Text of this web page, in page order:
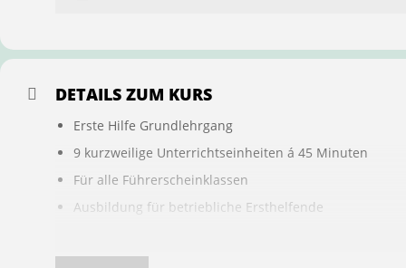
DETAILS ZUM KURS
Erste Hilfe Grundlehrgang
9 kurzweilige Unterrichtseinheiten á 45 Minuten
Für alle Führerscheinklassen
Ausbildung für betriebliche Ersthelfende